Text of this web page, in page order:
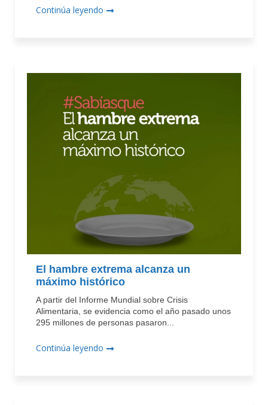
Continúa leyendo
El hambre extrema alcanza un
máximo histórico
A partir del Informe Mundial sobre Crisis
Alimentaria, se evidencia como el año pasado unos
295 millones de personas pasaron...
Continúa leyendo